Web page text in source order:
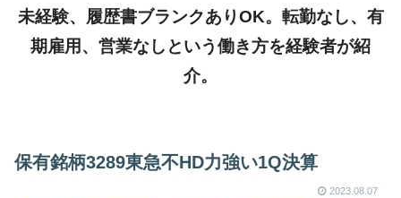
未経験、履歴書ブランクありOK。転勤なし、有
期雇用、営業なしという働き方を経験者が紹
介。
保有銘柄3289東急不HD力強い1Q決算
2023.08.07